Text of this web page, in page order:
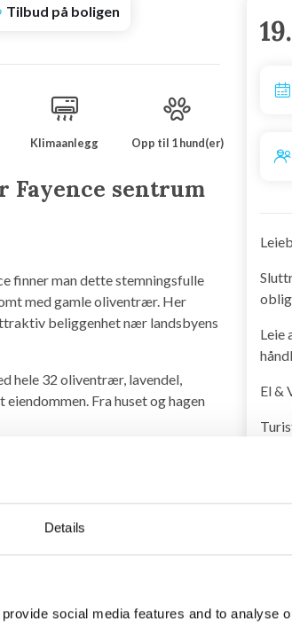
Details
social media features and to analyse
Tilbud på boligen
Klimaanlegg Opp til 1 hund(er)
Fayence sentrum
finner man dette stemningsfulle
med gamle oliventrær. Her
beliggenhet nær landsbyens
hele 32 oliventrær, lavendel,
Fra huset og hagen
innredning. Stue, gangarealer
klassiske detaljer og vakre
ramme rundt avslappende
parasoll blir et naturlig
Leie
El &